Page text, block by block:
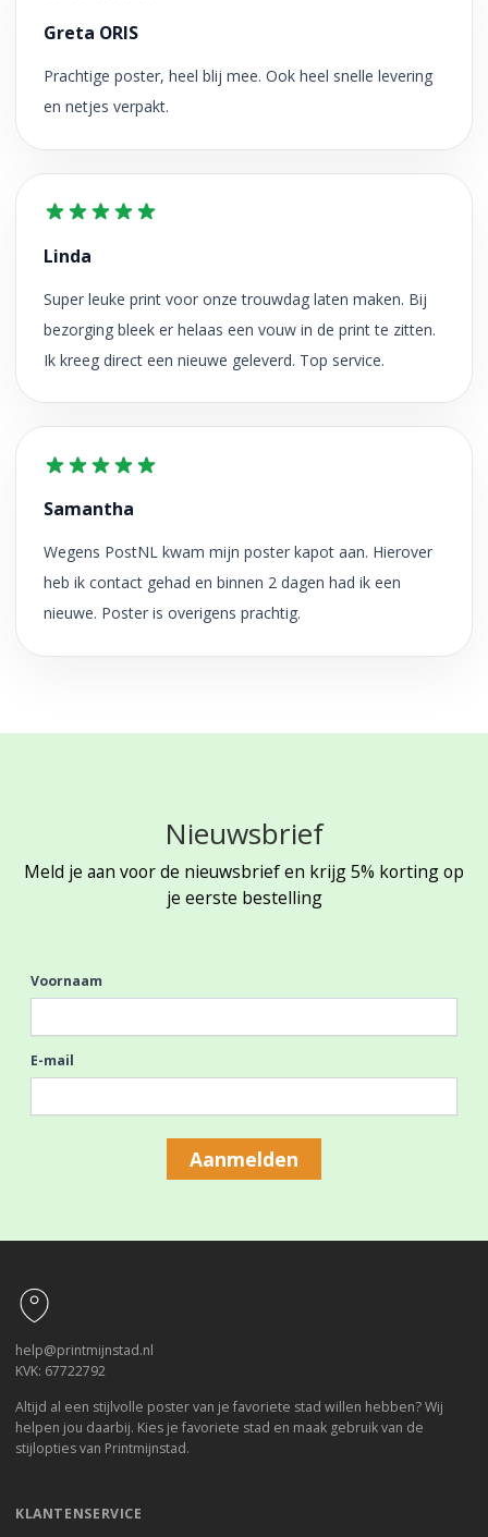
Greta ORIS
Prachtige poster, heel blij mee. Ook heel snelle levering
en netjes verpakt.
Linda
Super leuke print voor onze trouwdag laten maken. Bij
bezorging bleek er helaas een vouw in de print te zitten.
Ik kreeg direct een nieuwe geleverd. Top service.
Samantha
Wegens PostNL kwam mijn poster kapot aan. Hierover
heb ik contact gehad en binnen 2 dagen had ik een
nieuwe. Poster is overigens prachtig.
Nieuwsbrief
Meld je aan voor de nieuwsbrief en krijg 5% korting op
je eerste bestelling
Voornaam
E-mail
Aanmelden
help@printmijnstad.nl
KVK: 67722792
Altijd al een stijlvolle poster van je favoriete stad willen hebben? Wij
helpen jou daarbij. Kies je favoriete stad en maak gebruik van de
stijlopties van Printmijnstad.
KLANTENSERVICE